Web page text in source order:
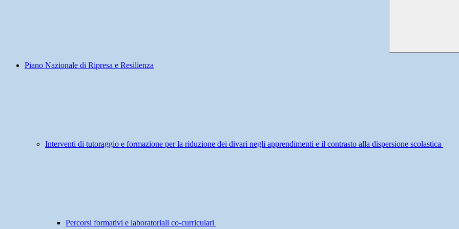
Piano Nazionale di Ripresa e Resilienza
Interventi di tutoraggio e formazione per la riduzione dei divari negli apprendimenti e il contrasto alla dispersione scolastica
Percorsi formativi e laboratoriali co-curriculari